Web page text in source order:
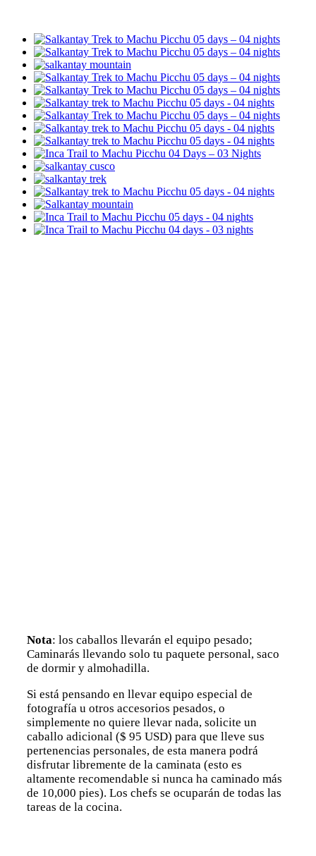
Nota: los caballos llevarán el equipo pesado;
Caminarás llevando solo tu paquete personal, saco
de dormir y almohadilla.
Si está pensando en llevar equipo especial de
fotografía u otros accesorios pesados, o
simplemente no quiere llevar nada, solicite un
caballo adicional ($ 95 USD) para que lleve sus
pertenencias personales, de esta manera podrá
disfrutar libremente de la caminata (esto es
altamente recomendable si nunca ha caminado más
de 10,000 pies). Los chefs se ocuparán de todas las
tareas de la cocina.